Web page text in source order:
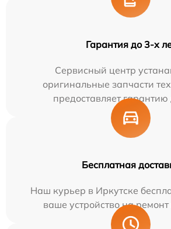
Гарантия до 3-х
Сервисный центр
оригинальные запчасти
предоставляет гарантию
Бесплатная
Наш курьер в Иркутске
ваше устройство на